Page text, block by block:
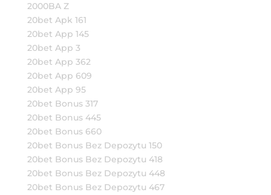
2000BA Z
20bet Apk 161
20bet App 145
20bet App 3
20bet App 362
20bet App 609
20bet App 95
20bet Bonus 317
20bet Bonus 445
20bet Bonus 660
20bet Bonus Bez Depozytu 150
20bet Bonus Bez Depozytu 418
20bet Bonus Bez Depozytu 448
20bet Bonus Bez Depozytu 467